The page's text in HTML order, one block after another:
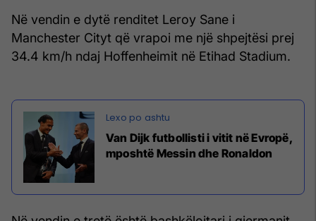
Në vendin e dytë renditet Leroy Sane i
Manchester Cityt që vrapoi me një shpejtësi prej
34.4 km/h ndaj Hoffenheimit në Etihad Stadium.
Van Dijk futbollisti i vitit në Evropë,
mposhtë Messin dhe Ronaldon